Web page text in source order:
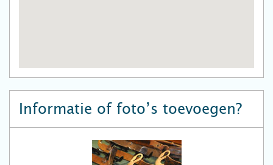
Informatie of foto’s toevoegen?